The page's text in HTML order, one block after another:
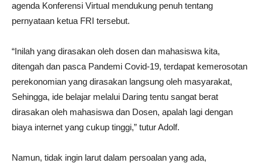
agenda Konferensi Virtual mendukung penuh tentang
pernyataan ketua FRI tersebut.
“Inilah yang dirasakan oleh dosen dan mahasiswa kita,
ditengah dan pasca Pandemi Covid-19, terdapat kemerosotan
perekonomian yang dirasakan langsung oleh masyarakat,
Sehingga, ide belajar melalui Daring tentu sangat berat
dirasakan oleh mahasiswa dan Dosen, apalah lagi dengan
biaya internet yang cukup tinggi,” tutur Adolf.
Namun, tidak ingin larut dalam persoalan yang ada,